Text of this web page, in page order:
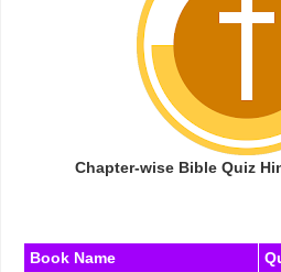
Chapter-wise Bible Quiz
Book Name